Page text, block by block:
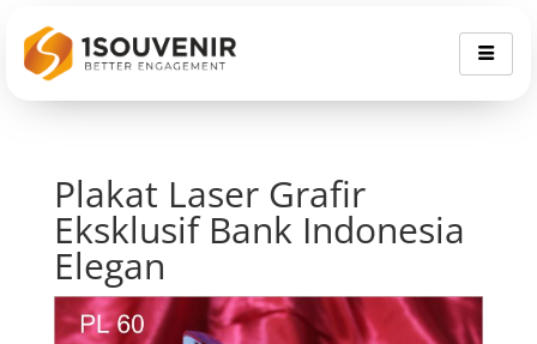
Plakat Laser Grafir
Eksklusif Bank Indonesia
Elegan